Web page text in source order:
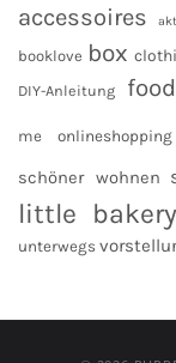
accessoires
booklove box
DIY-Anleitung food
me onlineshopping
schöner wohnen
little bakery
unterwegs